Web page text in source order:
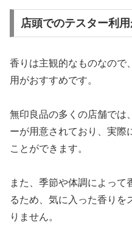
店頭でのテスター利
香りは主観的なものなので
用がおすすめです。
無印良品の多くの店舗では
ーが用意されており、実際
ことができます。
また、季節や体調によって
るため、気に入った香りを
りません。